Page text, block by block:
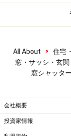
All About > 住宅
窓・サッシ・玄関
窓シャッタ
会社概要
投資家情報